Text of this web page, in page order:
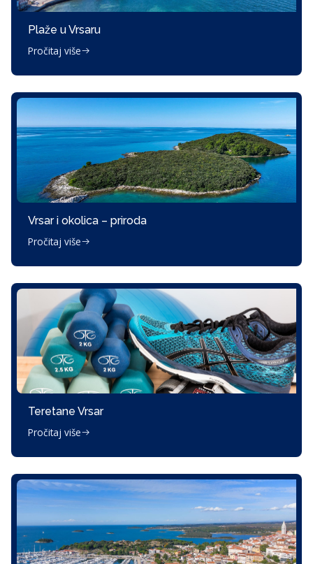
Plaže u Vrsaru
Pročitaj više
Vrsar i okolica – priroda
Pročitaj više
Teretane Vrsar
Pročitaj više